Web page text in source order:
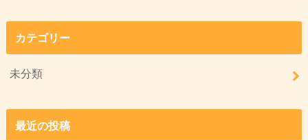
カテゴリー
未分類
最近の投稿